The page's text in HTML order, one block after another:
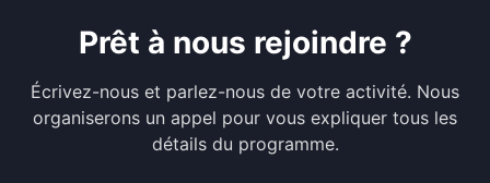
Prêt à nous rejoindre ?
Écrivez-nous et parlez-nous de votre activité. Nous
organiserons un appel pour vous expliquer tous les
détails du programme.